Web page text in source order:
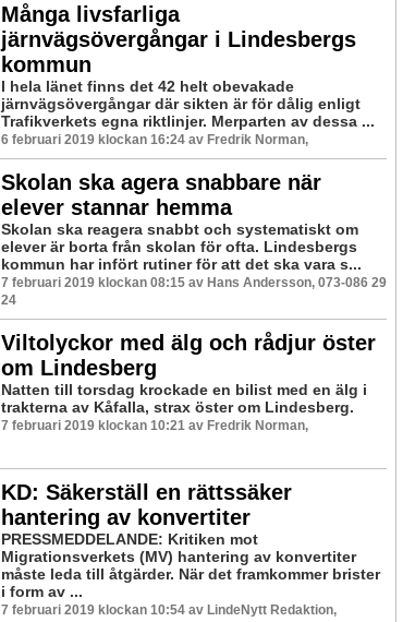
Många livsfarliga
järnvägsövergångar i Lindesbergs
kommun
I hela länet finns det 42 helt obevakade
järnvägsövergångar där sikten är för dålig enligt
Trafikverkets egna riktlinjer. Merparten av dessa ...
6 februari 2019 klockan 16:24 av Fredrik Norman,
Skolan ska agera snabbare när
elever stannar hemma
Skolan ska reagera snabbt och systematiskt om
elever är borta från skolan för ofta. Lindesbergs
kommun har infört rutiner för att det ska vara s...
7 februari 2019 klockan 08:15 av Hans Andersson, 073-086 29
24
Viltolyckor med älg och rådjur öster
om Lindesberg
Natten till torsdag krockade en bilist med en älg i
trakterna av Kåfalla, strax öster om Lindesberg.
7 februari 2019 klockan 10:21 av Fredrik Norman,
KD: Säkerställ en rättssäker
hantering av konvertiter
PRESSMEDDELANDE: Kritiken mot
Migrationsverkets (MV) hantering av konvertiter
måste leda till åtgärder. När det framkommer brister
i form av ...
7 februari 2019 klockan 10:54 av LindeNytt Redaktion,